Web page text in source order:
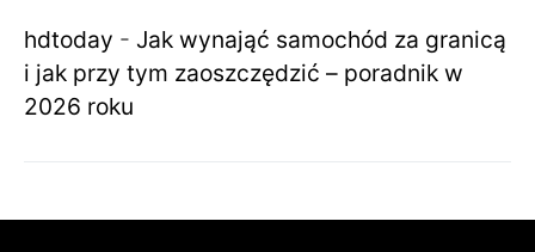
hdtoday - Jak wynająć samochód za granicą
i jak przy tym zaoszczędzić – poradnik w
2026 roku